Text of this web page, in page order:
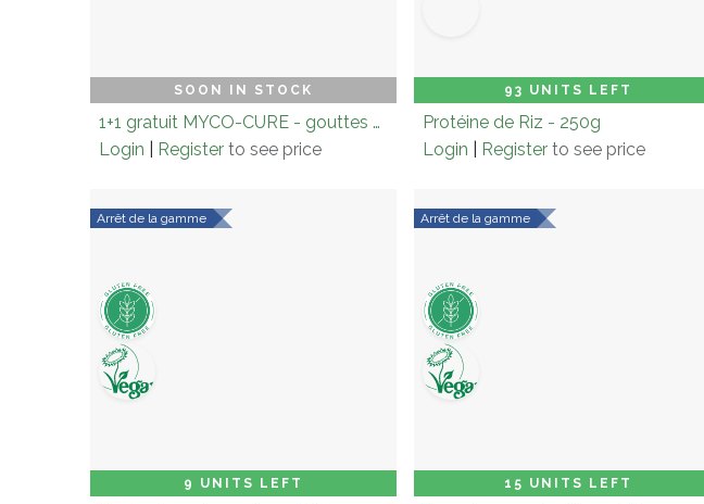
SOON IN STOCK
Carton (× 3.0) Add to Cart
1+1 gratuit MYCO-CURE - gouttes ongles jaunes - 30ml
Login
Register to see price
93 UNITS LEFT
Carton (× 6.0) Add to Cart
Protéine de Riz - 250g
Login
Register to see price
Arrêt de la gamme
9 UNITS LEFT
Carton (× 5.0) Add to Cart
Arrêt de la gamme
15 UNITS LEFT
Carton (× 5.0) Add to Cart